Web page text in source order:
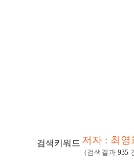
검색키워드 저자 : 최영
(검색결과 935